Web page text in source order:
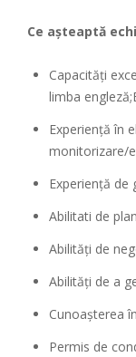
Ce așteaptă
Capacități
limba
Experiență în
monitorizare/
Experienţă de
Abilitati de
Abilităţi de
Abilităţi de a
Cunoaşterea
Permis de